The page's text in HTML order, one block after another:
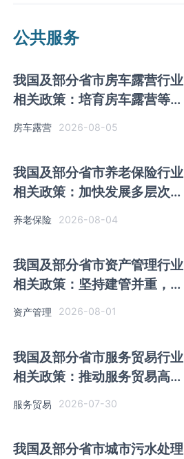
公共服务
我国及部分省市房车露营行业
相关政策：培育房车露营等新
业态
房车露营 2026-08-05
我国及部分省市养老保险行业
相关政策：加快发展多层次、
多支柱养老保险体系
养老保险 2026-08-04
我国及部分省市资产管理行业
相关政策：坚持建管并重，强
化资产管理意识
资产管理 2026-08-01
我国及部分省市服务贸易行业
相关政策：推动服务贸易高质
服务贸易 2026-07-30
我国及部分省市城市污水处理